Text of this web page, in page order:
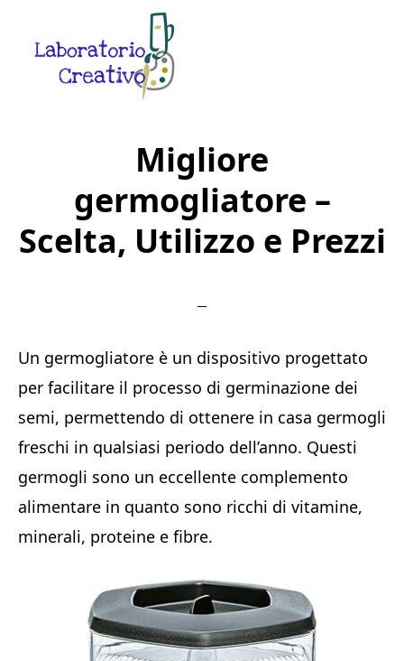
primary
Migliore
germogliatore –
Scelta, Utilizzo e Prezzi
Un germogliatore è un dispositivo progettato
per facilitare il processo di germinazione dei
semi, permettendo di ottenere in casa germogli
freschi in qualsiasi periodo dell’anno. Questi
germogli sono un eccellente complemento
alimentare in quanto sono ricchi di vitamine,
minerali, proteine e fibre.